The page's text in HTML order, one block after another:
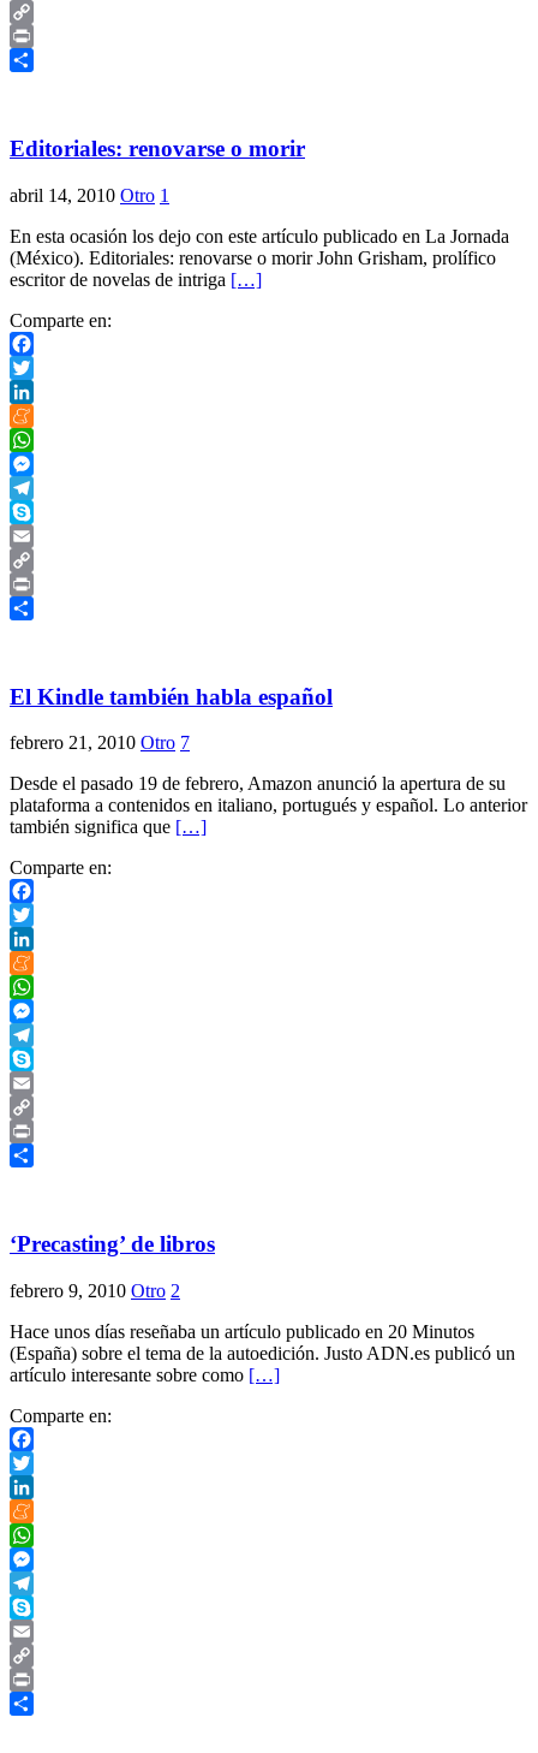
Email
Copy
Link
Print
Editoriales: renovarse o morir
abril 14, 2010 Otro 1
En esta ocasión los dejo con este artículo publicado en La Jornada
(México). Editoriales: renovarse o morir John Grisham, prolífico
escritor de novelas de intriga […]
Comparte en:
Facebook
Twitter
LinkedIn
Meneame
WhatsApp
Messenger
Telegram
Skype
Email
Copy
Link
Print
El Kindle también habla español
febrero 21, 2010 Otro 7
Desde el pasado 19 de febrero, Amazon anunció la apertura de su
plataforma a contenidos en italiano, portugués y español. Lo anterior
también significa que […]
Comparte en:
Facebook
Twitter
LinkedIn
Meneame
WhatsApp
Messenger
Telegram
Skype
Email
Copy
Link
Print
‘Precasting’ de libros
febrero 9, 2010 Otro 2
Hace unos días reseñaba un artículo publicado en 20 Minutos
(España) sobre el tema de la autoedición. Justo ADN.es publicó un
artículo interesante sobre como […]
Comparte en:
Facebook
Twitter
LinkedIn
Meneame
WhatsApp
Messenger
Telegram
Skype
Email
Copy
Link
Print